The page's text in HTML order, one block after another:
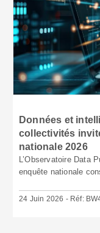
Données et
collectivités
nationale 2026
L’Observatoire Data
enquête nationale
24 Juin 2026 - Réf: